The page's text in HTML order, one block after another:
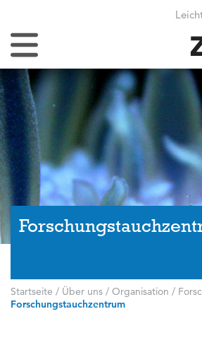
Navigation umschalten
Startseite / Über uns / Organisation /
Forschungstauchzentrum